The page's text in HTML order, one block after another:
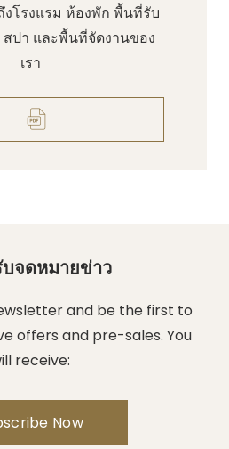
งโรงแรม ห้องพัก พื้นที่รับ
ปา และพื้นที่จัดงานของ
เรา
จดหมายข่าว
and be the first to
offers and pre-sales. You
receive: